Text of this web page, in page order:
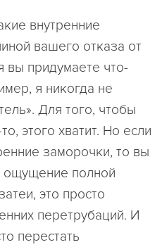
внутренние
вашего отказа от
вы придумаете что-
я никогда не
Для того, чтобы
этого хватит. Но если
заморочки, то вы
ощущение полной
это просто
перетрубаций. И
перестать